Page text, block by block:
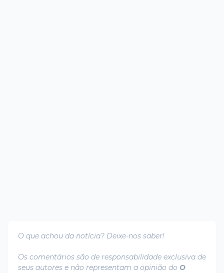
O que achou da notícia? Deixe-nos saber!
Os comentários são de responsabilidade exclusiva de
seus autores e não representam a opinião do O